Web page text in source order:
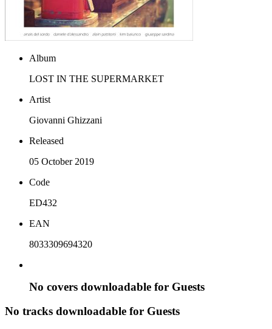
Album
LOST IN THE SUPERMARKET
Artist
Giovanni Ghizzani
Released
05 October 2019
Code
ED432
EAN
8033309694320
No covers downloadable for Guests
No tracks downloadable for Guests